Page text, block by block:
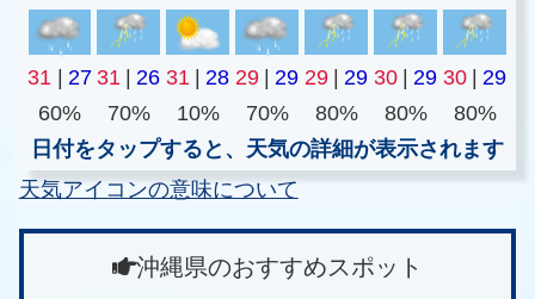
31 | 27 31 | 26 31 | 28 29 | 29 29 | 29 30 | 29 30 | 29
60%
70% 10% 70% 80% 80%
80%
日付をタップすると、天気の詳細が表示されます
天気アイコンの意味について
沖縄県のおすすめスポット